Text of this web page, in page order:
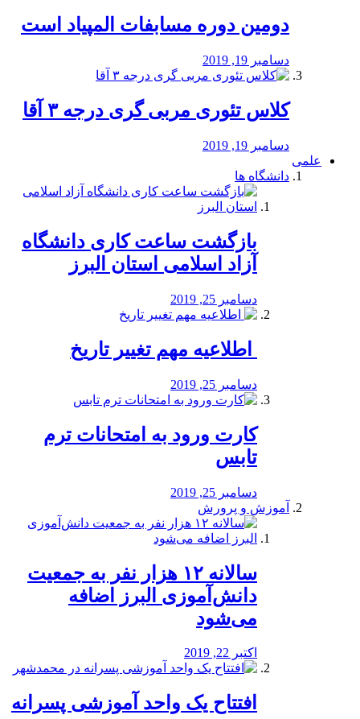
دومین دوره مسابفات المپیاد است
دسامبر 19, 2019
کلاس تئوری مربی گری درجه ۳ آقا
دسامبر 19, 2019
علمی
دانشگاه ها
بازگشت ساعت کاری دانشگاه
آزاد اسلامی استان البرز
دسامبر 25, 2019
️ اطلاعیه مهم تغییر تاریخ
دسامبر 25, 2019
کارت ورود به امتحانات ترم
تابس
دسامبر 25, 2019
آموزش و پرورش
️سالانه ۱۲ هزار نفر به جمعیت
دانش‌آموزی البرز اضافه
می‌شود
اکتبر 22, 2019
افتتاح یک واحد آموزشی پسرانه